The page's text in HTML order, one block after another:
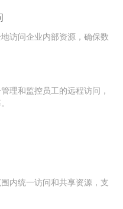
访问企业内部资源，确保数
理和监控员工的远程访问，
内统一访问和共享资源，支